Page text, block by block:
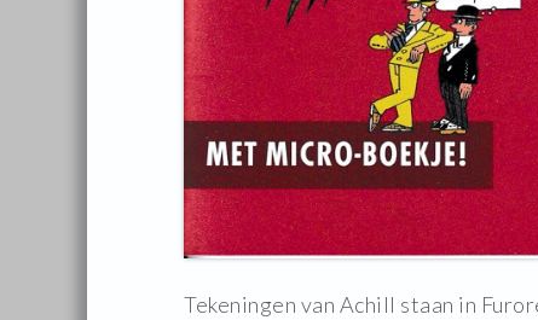
Tekeningen van Achill staan in